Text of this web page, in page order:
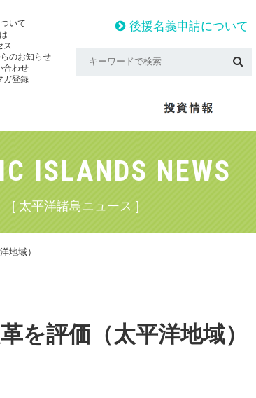
いて
ス
のお知らせ
合わせ
ガ登録
後援名義申請について
ISLANDS NEWS
[ 太平洋諸島ニュース ]
地域）
を評価（太平洋地域）